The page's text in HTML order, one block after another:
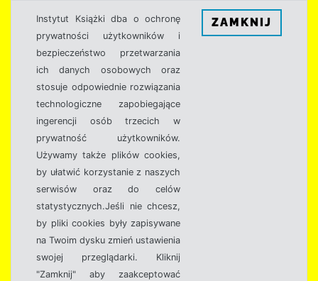
Instytut Książki dba o ochronę
prywatności użytkowników i
bezpieczeństwo przetwarzania
ich danych osobowych oraz
stosuje odpowiednie rozwiązania
technologiczne zapobiegające
ingerencji osób trzecich w
prywatność użytkowników.
Używamy także plików cookies,
by ułatwić korzystanie z naszych
serwisów oraz do celów
statystycznych.Jeśli nie chcesz,
by pliki cookies były zapisywane
na Twoim dysku zmień ustawienia
swojej przeglądarki. Kliknij
"Zamknij" aby zaakceptować
ZAMKNIJ